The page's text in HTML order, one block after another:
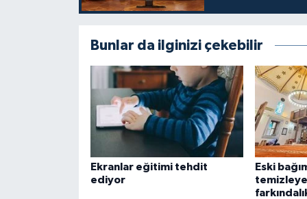
Bunlar da ilginizi çekebilir
Ekranlar eğitimi tehdit
ediyor
Eski
Gümüşhane Müftülüğü
Hakkari Müftülüğü
Iğdır Müftülüğü
İstanbul Müftülüğü